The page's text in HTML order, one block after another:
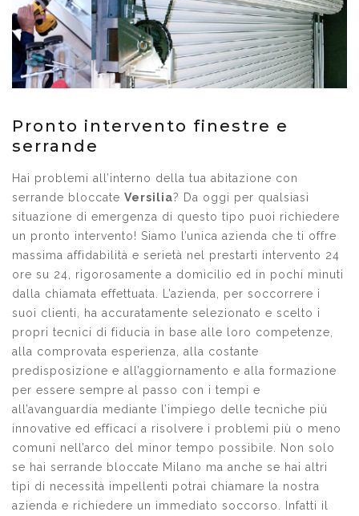
Pronto intervento finestre e
serrande
Hai problemi all’interno della tua abitazione con
serrande bloccate Versilia? Da oggi per qualsiasi
situazione di emergenza di questo tipo puoi richiedere
un pronto intervento! Siamo l’unica azienda che ti offre
massima affidabilità e serietà nel prestarti intervento 24
ore su 24, rigorosamente a domicilio ed in pochi minuti
dalla chiamata effettuata. L’azienda, per soccorrere i
suoi clienti, ha accuratamente selezionato e scelto i
propri tecnici di fiducia in base alle loro competenze,
alla comprovata esperienza, alla costante
predisposizione e all’aggiornamento e alla formazione
per essere sempre al passo con i tempi e
all’avanguardia mediante l’impiego delle tecniche più
innovative ed efficaci a risolvere i problemi più o meno
comuni nell’arco del minor tempo possibile. Non solo
se hai serrande bloccate Milano ma anche se hai altri
tipi di necessità impellenti potrai chiamare la nostra
azienda e richiedere un immediato soccorso. Infatti il